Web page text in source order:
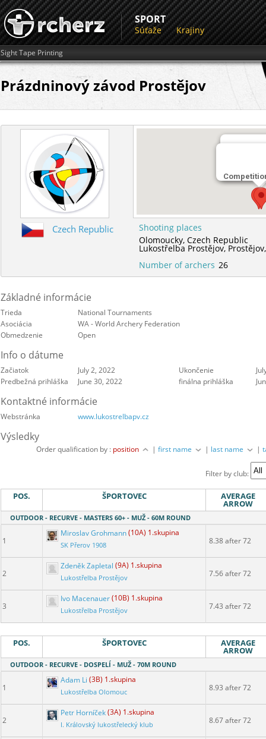
SPORT
Súťaže Krajiny
Sight Tape Printing
Prázdninový závod Prostějov
Czech Republic
Shooting places
Olomoucky,Czech Republic
Lukostřelba Prostějov,
Number of archers 26
Základné informácie
Trieda
National Tournaments
Asociácia
WA - World Archery Federation
Obmedzenie
Open
Info o dátume
Začiatok July 2, 2022 Ukončenie
Predbežná prihláška
June 30, 2022 finálna prihláška
Kontaktné informácie
Webstránka www.lukostrelbapv.cz
Výsledky
Order qualification by : position |first name | last name |
Filter by club:
POS. ŠPORTOVEC AVERAGE
ARROW
OUTDOOR - RECURVE - MASTERS 60+ - MUŽ - 60M ROUND
1
Miroslav Grohmann(10A) 1.skupina
SK Přerov 1908 8.38 after 72
2
Zdeněk Zapletal (9A) 1.skupina
Lukostřelba Prostějov 7.56 after 72
3
Ivo Macenauer(10B) 1.skupina
Lukostřelba Prostějov 7.43 after 72
POS. ŠPORTOVEC AVERAGE
ARROW
OUTDOOR - RECURVE - DOSPELÍ - MUŽ - 70M ROUND
1
Adam Li (3B) 1.skupina
Lukostřelba Olomouc 8.93 after 72
2
Petr Horníček(3A) 1.skupina
I. Královský lukostřelecký klub 8.67 after 72